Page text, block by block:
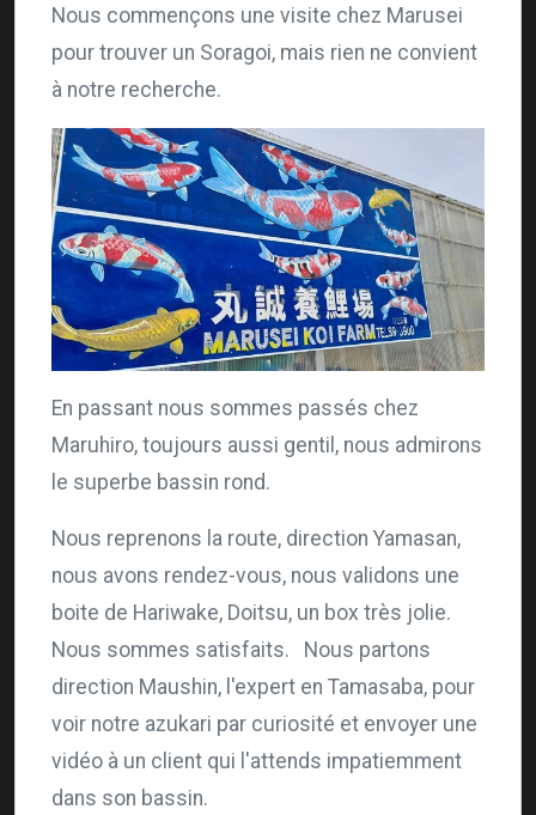
Nous commençons une visite chez Marusei
pour trouver un Soragoi, mais rien ne convient
à notre recherche.
En passant nous sommes passés chez
Maruhiro, toujours aussi gentil, nous admirons
le superbe bassin rond.
Nous reprenons la route, direction Yamasan,
nous avons rendez-vous, nous validons une
boite de Hariwake, Doitsu, un box très jolie.
Nous sommes satisfaits. Nous partons
direction Maushin, l'expert en Tamasaba, pour
voir notre azukari par curiosité et envoyer une
vidéo à un client qui l'attends impatiemment
dans son bassin.